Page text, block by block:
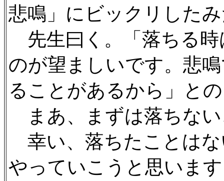
悲鳴」にビックリした
先生曰く。「落ちる時
のが望ましいです。悲
ることがあるから」と
まあ、まずは落ちな
幸い、落ちたことは
やっていこうと思いま